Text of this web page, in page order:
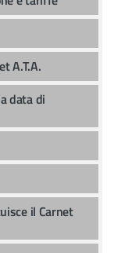
A.T.A.
data di
il Carnet